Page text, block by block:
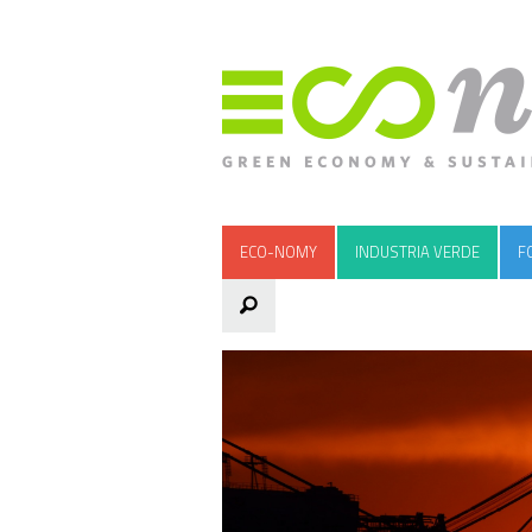
ECO-NOMY INDUSTRIA VERDE